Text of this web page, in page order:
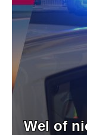
Wel of